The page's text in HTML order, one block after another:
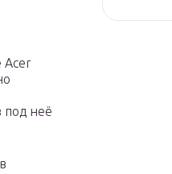
Acer
под неё